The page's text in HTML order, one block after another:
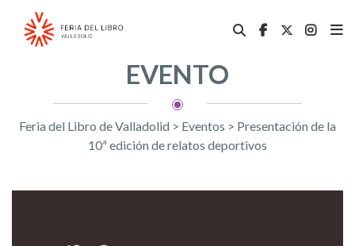
EVENTO
Feria del Libro de Valladolid > Eventos > Presentación de la
10ª edición de relatos deportivos